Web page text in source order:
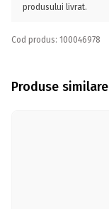
produsului livrat.
Cod produs: 100046978
Produse similare